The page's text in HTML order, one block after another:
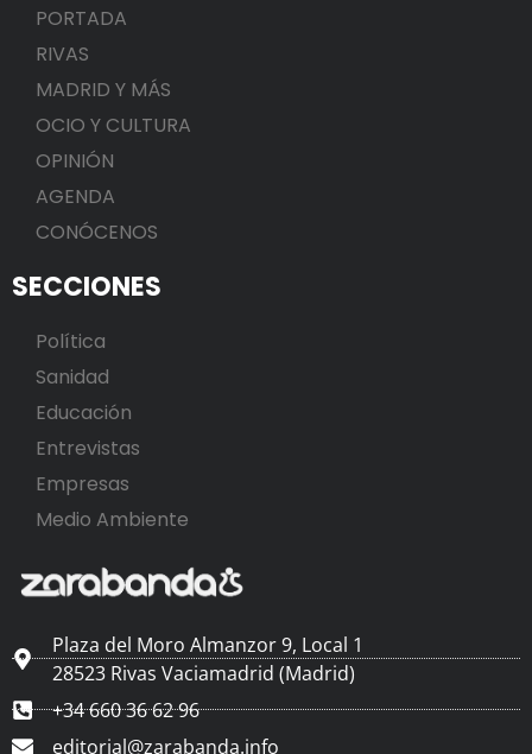
PORTADA
RIVAS
MADRID Y MÁS
OCIO Y CULTURA
OPINIÓN
AGENDA
CONÓCENOS
SECCIONES
Política
Sanidad
Educación
Entrevistas
Empresas
Medio Ambiente
Plaza del Moro Almanzor 9, Local 1
28523 Rivas Vaciamadrid (Madrid)
+34 660 36 62 96
editorial@zarabanda.info